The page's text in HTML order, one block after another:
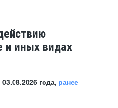
и иных видах
года, ранее